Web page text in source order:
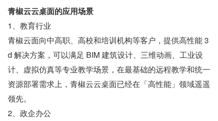
青椒云云桌面的应用场景
1、教育行业
青椒云面向中高职、高校和培训机构等客户，提供高性能 3
d 解决方案，可以满足 BIM 建筑设计、三维动画、工业设
计、虚拟仿真等专业教学场景，在最基础的远程教学和统一
资源部署需求上，青椒云云桌面已经在「高性能」领域遥遥
领先。
2、政企办公